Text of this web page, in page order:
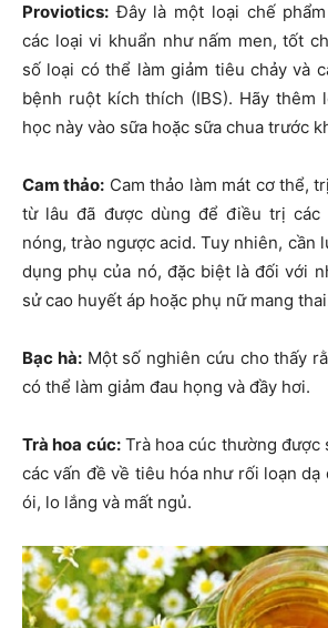
Proviotics: Đây là một loại chế
các loại vi khuẩn như nấm men, tốt
số loại có thể làm giảm tiêu chảy và
bệnh ruột kích thích (IBS). Hãy thêm
học này vào sữa hoặc sữa chua trước
Cam thảo: Cam thảo làm mát cơ thể,
từ lâu đã được dùng để điều trị các
nóng, trào ngược acid. Tuy nhiên, cần
dụng phụ của nó, đặc biệt là đối với
sử cao huyết áp hoặc phụ nữ mang
Bạc hà:Một số nghiên cứu cho thấy
có thể làm giảm đau họng và đầy hơi.
Trà hoa cúc:Trà hoa cúc thường được
các vấn đề về tiêu hóa như rối loạn dạ
ói, lo lắng và mất ngủ.